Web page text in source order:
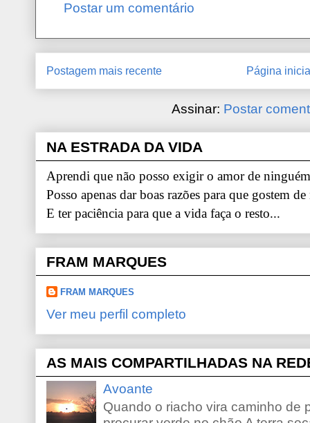
Postar um comentário
Postagem mais recente Página
Assinar: Postar
NA ESTRADA DA VIDA
Aprendi que não posso exigir o amor de
Posso apenas dar boas razões para que gostem
E ter paciência para que a vida faça o resto...
FRAM MARQUES
FRAM MARQUES
Ver meu perfil completo
AS MAIS COMPARTILHADAS NA
Avoante
Quando o riacho vira caminho de